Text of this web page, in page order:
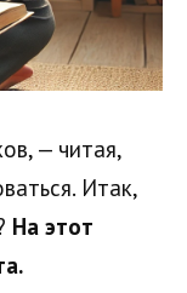
— читая,
Итак,
На этот